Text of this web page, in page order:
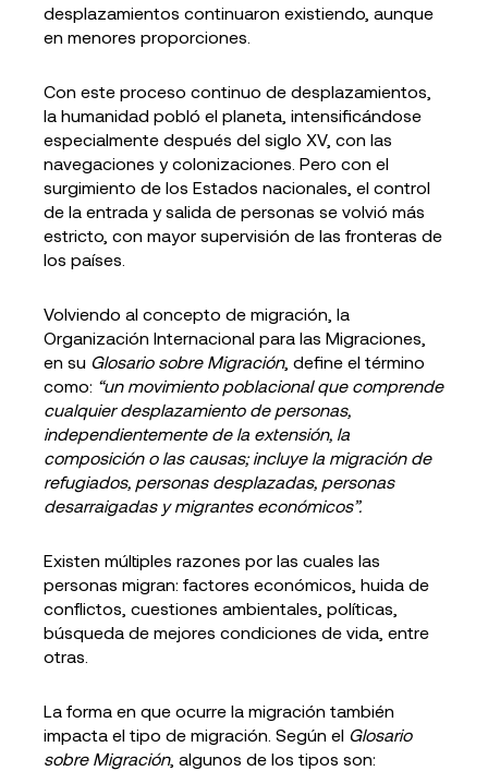
desplazamientos continuaron existiendo, aunque
en menores proporciones.
Con este proceso continuo de desplazamientos,
la humanidad pobló el planeta, intensificándose
especialmente después del siglo XV, con las
navegaciones y colonizaciones. Pero con el
surgimiento de los Estados nacionales, el control
de la entrada y salida de personas se volvió más
estricto, con mayor supervisión de las fronteras de
los países.
Volviendo al concepto de migración, la
Organización Internacional para las Migraciones,
en su Glosario sobre Migración, define el término
como: “un movimiento poblacional que comprende
cualquier desplazamiento de personas,
independientemente de la extensión, la
composición o las causas; incluye la migración de
refugiados, personas desplazadas, personas
desarraigadas y migrantes económicos”.
Existen múltiples razones por las cuales las
personas migran: factores económicos, huida de
conflictos, cuestiones ambientales, políticas,
búsqueda de mejores condiciones de vida, entre
otras.
La forma en que ocurre la migración también
impacta el tipo de migración. Según el Glosario
sobre Migración, algunos de los tipos son: